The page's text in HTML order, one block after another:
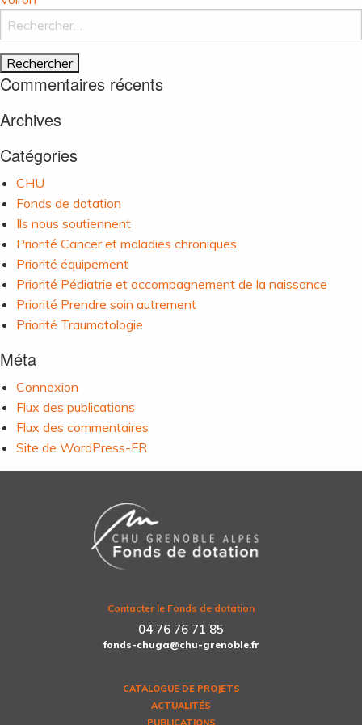
l’article
Rechercher :
Commentaires récents
Archives
Catégories
CHU
Fonds de dotation
Ils nous soutiennent
Priorité Cancer et maladies chroniques
Priorité équipement
Priorité Pédiatrie et accompagnement de la naissance
Priorité Prendre soin autrement
Priorité Traumatologie
Méta
Connexion
Flux des publications
Flux des commentaires
Site de WordPress-FR
Contacter le Fonds de dotation
04 76 76 71 85
fonds-chuga@chu-grenoble.fr
CATALOGUE DE PROJETS
ACTUALITÉS